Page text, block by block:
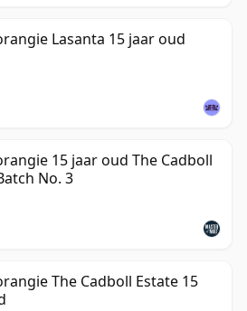
Lasanta 15 jaar oud
15 jaar oud The Cadboll
No. 3
The Cadboll Estate 15